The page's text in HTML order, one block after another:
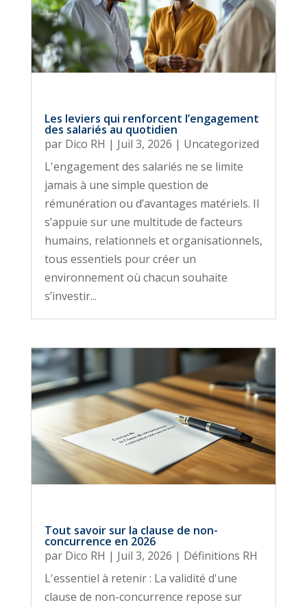
Les leviers qui renforcent l’engagement
des salariés au quotidien
par Dico RH | Juil 3, 2026 | Uncategorized
L'engagement des salariés ne se limite
jamais à une simple question de
rémunération ou d’avantages matériels. Il
s’appuie sur une multitude de facteurs
humains, relationnels et organisationnels,
tous essentiels pour créer un
environnement où chacun souhaite
s’investir...
Tout savoir sur la clause de non-
concurrence en 2026
par Dico RH | Juil 3, 2026 | Définitions RH
L'essentiel à retenir : La validité d'une
clause de non-concurrence repose sur